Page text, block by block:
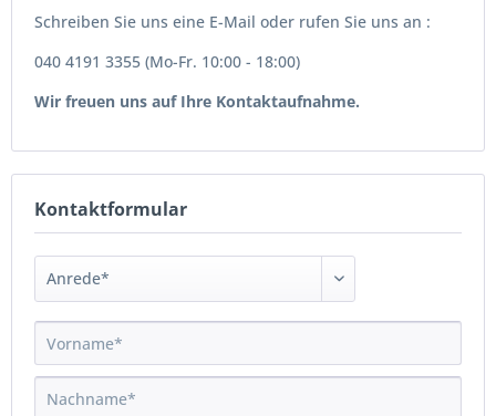
Schreiben Sie uns eine E-Mail oder rufen Sie uns an :
040 4191 3355 (Mo-Fr. 10:00 - 18:00)
Wir freuen uns auf Ihre Kontaktaufnahme.
Kontaktformular